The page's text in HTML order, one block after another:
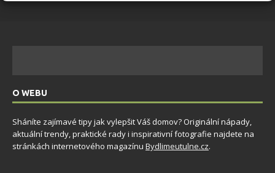
O WEBU
Sháníte zajímavé tipy jak vylepšit Váš domov? Originální nápady,
aktuální trendy, praktické rady i inspirativní fotografie najdete na
stránkách internetového magazínu Bydlimeutulne.cz.